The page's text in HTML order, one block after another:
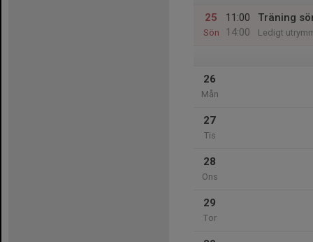
25
Sön
11:00
14:00
Träning
Ledigt
26
Mån
27
Tis
28
Ons
29
Tor